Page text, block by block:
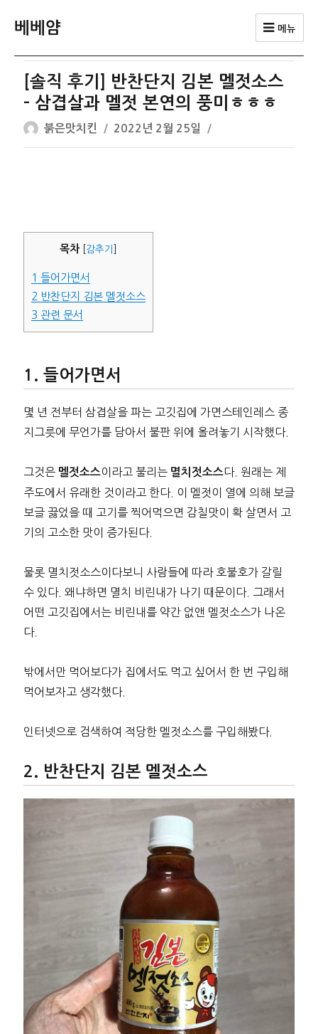
베베얌 메뉴
[솔직 후기] 반찬단지 김본 멜젓소스
– 삼겹살과 멜젓 본연의 풍미ㅎㅎㅎ
글
쓴
붉은맛치킨
작
성
2022년 2월 25일
목차 감추기
1 들어가면서
2 반찬단지 김본 멜젓소스
3 관련 문서
들어가면서
몇 년 전부터 삼겹살을 파는 고깃집에 가면스테인레스 종
지그릇에 무언가를 담아서 불판 위에 올려놓기 시작했다.
그것은 멜젓소스이라고 불리는 멸치젓소스다. 원래는 제
주도에서 유래한 것이라고 한다. 이 멜젓이 열에 의해 보글
보글 끓었을 때 고기를 찍어먹으면 감칠맛이 확 살면서 고
기의 고소한 맛이 증가된다.
물롯 멸치젓소스이다보니 사람들에 따라 호불호가 갈릴
수 있다. 왜냐하면 멸치 비린내가 나기 때문이다. 그래서
어떤 고깃집에서는 비린내를 약간 없앤 멜젓소스가 나온
다.
밖에서만 먹어보다가 집에서도 먹고 싶어서 한 번 구입해
먹어보자고 생각했다.
인터넷으로 검색하여 적당한 멜젓소스를 구입해봤다.
반찬단지 김본 멜젓소스